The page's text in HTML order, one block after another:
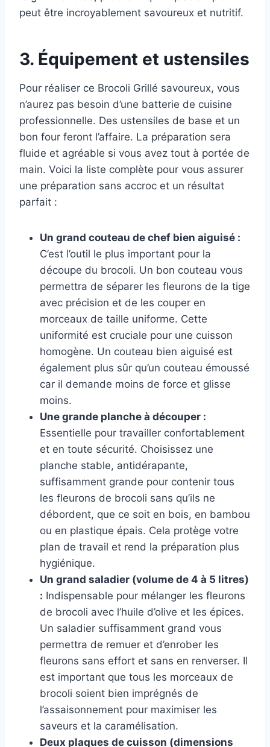
peut être incroyablement savoureux et nutritif.
3. Équipement et ustensiles
Pour réaliser ce Brocoli Grillé savoureux, vous
n’aurez pas besoin d’une batterie de cuisine
professionnelle. Des ustensiles de base et un
bon four feront l’affaire. La préparation sera
fluide et agréable si vous avez tout à portée de
main. Voici la liste complète pour vous assurer
une préparation sans accroc et un résultat
parfait :
Un grand couteau de chef bien aiguisé :
C’est l’outil le plus important pour la
découpe du brocoli. Un bon couteau vous
permettra de séparer les fleurons de la tige
avec précision et de les couper en
morceaux de taille uniforme. Cette
uniformité est cruciale pour une cuisson
homogène. Un couteau bien aiguisé est
également plus sûr qu’un couteau émoussé
car il demande moins de force et glisse
moins.
Une grande planche à découper :
Essentielle pour travailler confortablement
et en toute sécurité. Choisissez une
planche stable, antidérapante,
suffisamment grande pour contenir tous
les fleurons de brocoli sans qu’ils ne
débordent, que ce soit en bois, en bambou
ou en plastique épais. Cela protège votre
plan de travail et rend la préparation plus
hygiénique.
Un grand saladier (volume de 4 à 5 litres)
: Indispensable pour mélanger les fleurons
de brocoli avec l’huile d’olive et les épices.
Un saladier suffisamment grand vous
permettra de remuer et d’enrober les
fleurons sans effort et sans en renverser. Il
est important que tous les morceaux de
brocoli soient bien imprégnés de
l’assaisonnement pour maximiser les
saveurs et la caramélisation.
Deux plaques de cuisson (dimensions